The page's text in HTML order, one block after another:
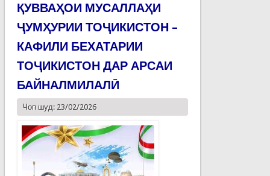
ҚУВВАҲОИ МУСАЛЛАҲИ
ҶУМҲУРИИ ТОҶИКИСТОН –
КАФИЛИ БЕХАТАРИИ
ТОҶИКИСТОН ДАР АРСАИ
БАЙНАЛМИЛАЛӢ
Чоп шуд: 23/02/2026